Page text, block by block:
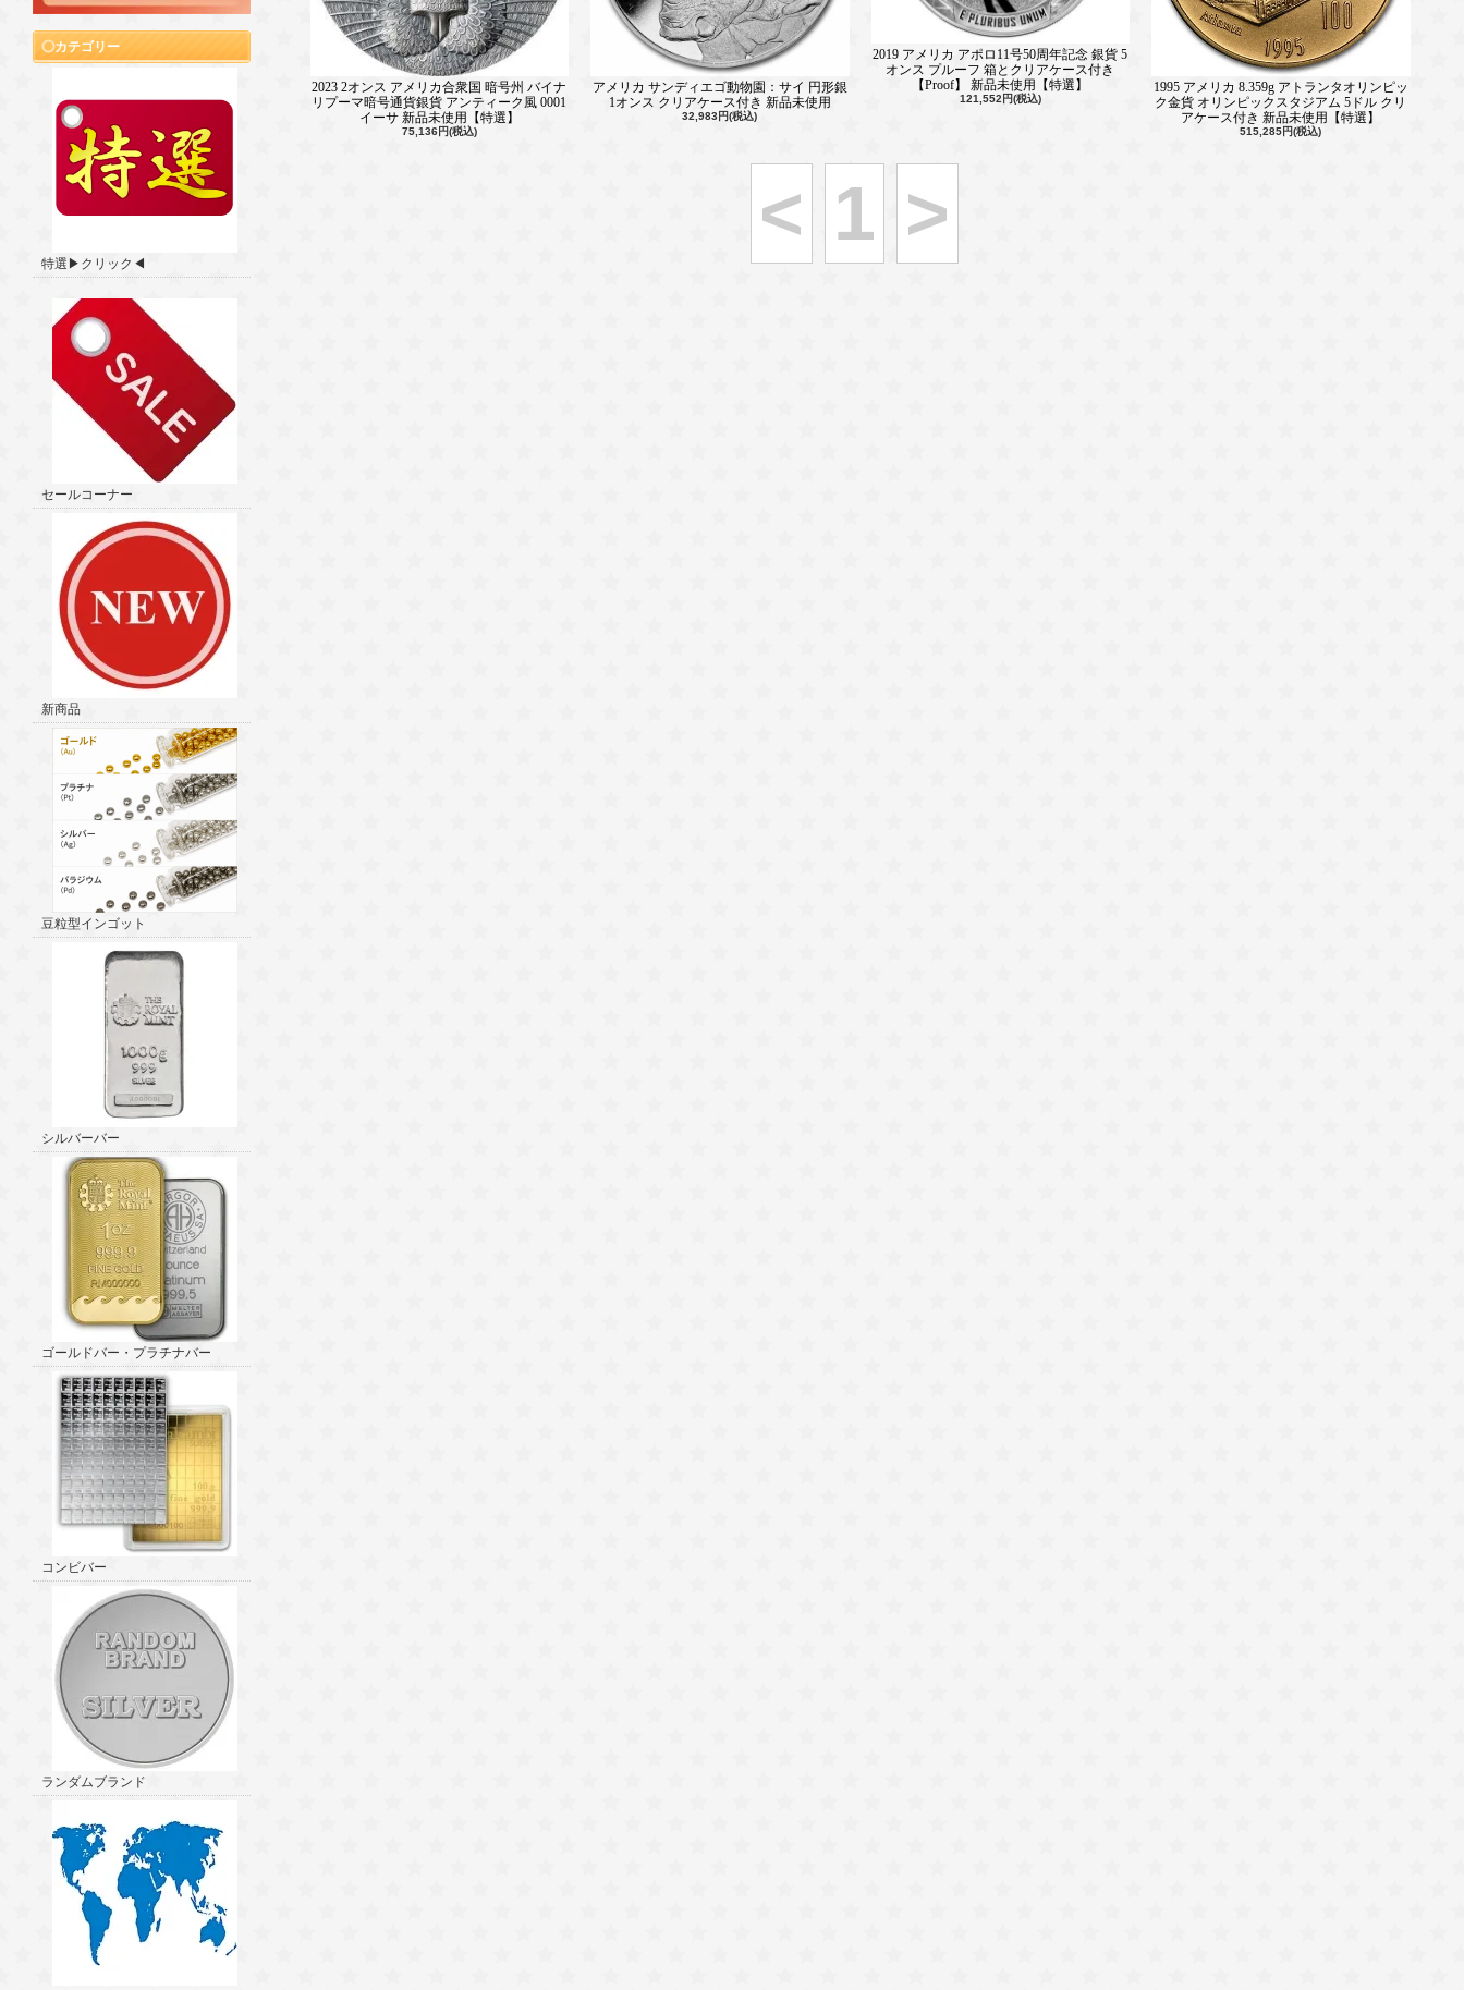
カテゴリー
特選▶クリック◀
セールコーナー
新商品
豆粒型インゴット
シルバーバー
ゴールドバー・プラチナバー
コンビバー
ランダムブランド
2023 2オンス アメリカ合衆国 暗号州 バイナ
リプーマ暗号通貨銀貨 アンティーク風 0001
イーサ 新品未使用【特選】
75,136円(税込)
アメリカ サンディエゴ動物園：サイ 円形銀
1オンス クリアケース付き 新品未使用
32,983円(税込)
2019 アメリカ アポロ11号50周年記念 銀貨 5
オンス プルーフ 箱とクリアケース付き
【Proof】 新品未使用【特選】
121,552円(税込)
1995 アメリカ 8.359g アトランタオリンピッ
ク金貨 オリンピックスタジアム 5ドル クリ
アケース付き 新品未使用【特選】
515,285円(税込)
< 1 >